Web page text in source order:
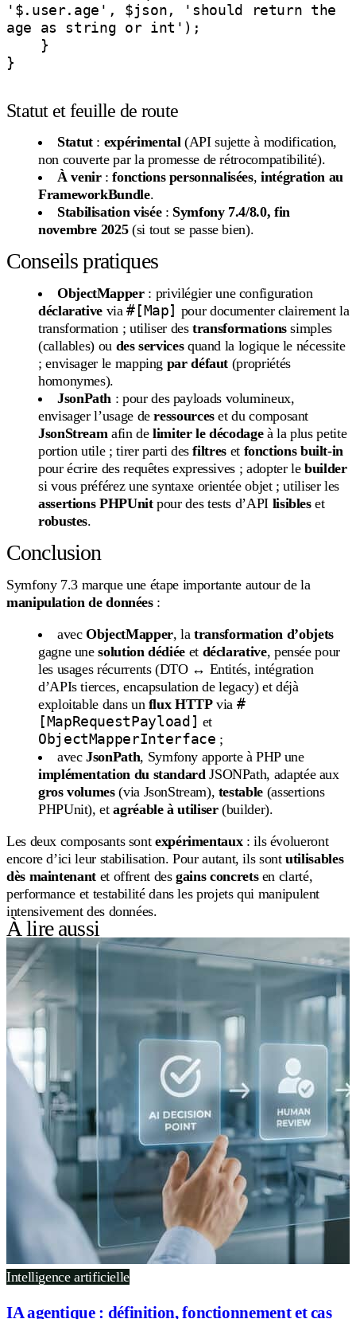
'$.user.age', $json, 'should return the
age as string or int');
}
Statut et feuille de route
Statut: expérimental(API sujette à modification,
non couverte par la promesse de rétrocompatibilité).
À venir:fonctions personnalisées,intégration au
FrameworkBundle.
Stabilisation visée: Symfony 7.4/8.0, fin
novembre 2025(si tout se passe bien).
Conseils pratiques
ObjectMapper: privilégier une configuration
déclarative via#[Map] pour documenter clairement la
transformation ; utiliser destransformationssimples
(callables) ou des servicesquand la logique le nécessite
; envisager le mapping par défaut (propriétés
homonymes).
JsonPath : pour des payloads volumineux,
envisager l’usage deressourceset du composant
JsonStreamafin delimiter le décodageà la plus petite
portion utile ; tirer parti desfiltreset fonctions built-in
pour écrire des requêtes expressives ; adopter lebuilder
si vous préférez une syntaxe orientée objet ; utiliser les
assertions PHPUnitpour des tests d’API lisibleset
robustes.
Conclusion
Symfony 7.3 marque une étape importante autour de la
manipulation de données:
avecObjectMapper, latransformation d’objets
gagne unesolution dédiée et déclarative, pensée pour
les usages récurrents (DTO ↔︎ Entités, intégration
d’APIs tierces, encapsulation de legacy) et déjà
exploitable dans un flux HTTPvia #
[MapRequestPayload] et
ObjectMapperInterface ;
avecJsonPath, Symfony apporte à PHP une
implémentation du standardJSONPath, adaptée aux
gros volumes(via JsonStream), testable(assertions
PHPUnit), etagréable à utiliser(builder).
Les deux composants sont expérimentaux: ils évolueront
encore d’ici leur stabilisation. Pour autant, ils sontutilisables
dès maintenantet offrent desgains concretsen clarté,
performance et testabilité dans les projets qui manipulent
intensivement des données.
À lire aussi
Intelligence artificielle
IA agentique : définition, fonctionnement et cas